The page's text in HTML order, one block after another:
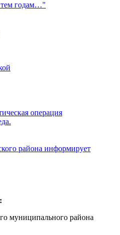
годам…"
операция
района информирует
муниципального района